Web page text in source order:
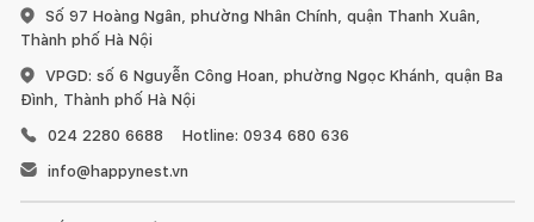
Số 97 Hoàng Ngân, phường Nhân Chính, quận Thanh Xuân,
Thành phố Hà Nội
VPGD: số 6 Nguyễn Công Hoan, phường Ngọc Khánh, quận Ba
Đình, Thành phố Hà Nội
024 2280 6688
Hotline: 0934 680 636
info@happynest.vn